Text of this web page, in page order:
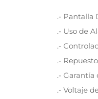
.- Pantalla
.- Uso de
.-
.-
.- Garantía
.- Voltaje de